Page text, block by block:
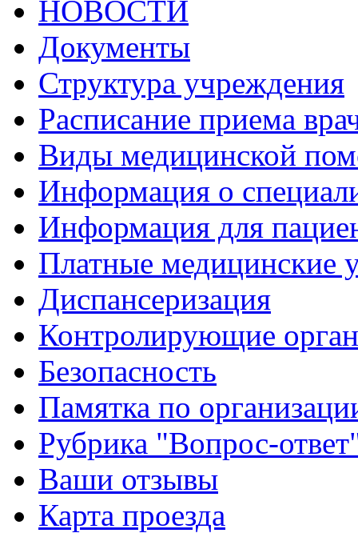
НОВОСТИ
Документы
Структура учреждения
Расписание приема
Виды медицинской
Информация о
Информация для
Платные медицинские
Диспансеризация
Контролирующие
Безопасность
Памятка по
Рубрика "Вопрос-
Ваши отзывы
Карта проезда